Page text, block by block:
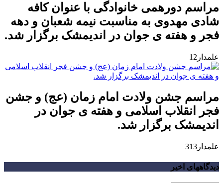
مراسم دورهمی خانوادگی با عنوان کافه
شادی مهدوی به مناسبت نیمه شعبان و دهه
فجر و هفته ی جوان در اندیمشک برگزار شد.
علمدار12
مراسم جشن ولادت امام زمان (عج) و جشن
فجر انقلاب اسلامی و هفته ی جوان در
اندیمشک برگزار شد.
علمدار313
دیدگاههای اخیر